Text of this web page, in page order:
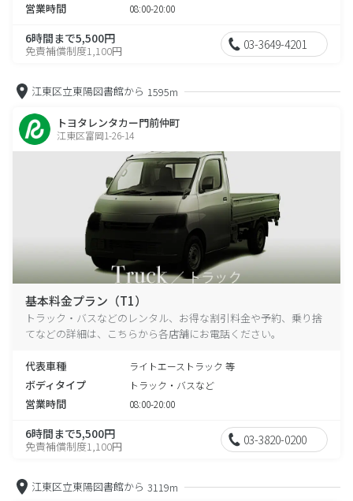
営業時間 08:00-20:00
6時間まで5,500円
免責補償制度1,100円 03-3649-4201
江東区立東陽図書館から 1595m
トヨタレンタカー門前仲町
江東区富岡1-26-14
基本料金プラン（T1）
トラック・バスなどのレンタル、お得な割引料金や予約、乗り捨
てなどの詳細は、こちらから各店舗にお電話ください。
代表車種 ライトエーストラック 等
ボディタイプ トラック・バスなど
営業時間 08:00-20:00
6時間まで5,500円
免責補償制度1,100円 03-3820-0200
江東区立東陽図書館から 3119m